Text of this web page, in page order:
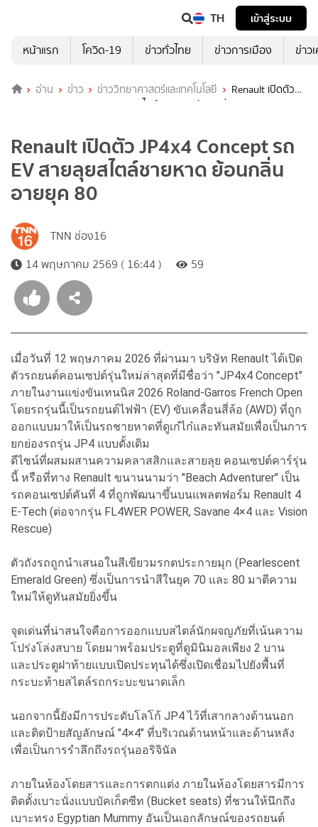
TH
เข้าสู่ระบบ
หน้าแรก
โควิด-19 ข่าวทั่วไทย ข่าวการเมือง ข่าว
อ่าน ข่าว ข่าววิทยาศาสตร์และเทคโนโลยี
Renault เปิดตัว
JP4x4 Concept รถ EV สายลุยสไตล์ชายหาด ย้อนกลิ่นอายยุค 80
Renault เปิดตัว JP4x4 Concept รถ
EV สายลุยสไตล์ชายหาด ย้อนกลิ่น
อายยุค 80
TNN ช่อง16
14 พฤษภาคม 2569 ( 16:44 )
59
เมื่อวันที่ 12 พฤษภาคม 2026 ที่ผ่านมา บริษัท Renault ได้เปิด
ตัวรถยนต์คอนเซปต์รุ่นใหม่ล่าสุดที่มีชื่อว่า "JP4x4 Concept"
ภายในงานแข่งขันเทนนิส 2026 Roland-Garros French Open
โดยรถรุ่นนี้เป็นรถยนต์ไฟฟ้า (EV) ขับเคลื่อนสี่ล้อ (AWD) ที่ถูก
ออกแบบมาให้เป็นรถชายหาดที่ดูเก๋ไก๋และทันสมัยเพื่อเป็นการ
ยกย่องรถรุ่น JP4 แบบดั้งเดิม
ดีไซน์ที่ผสมผสานความคลาสสิกและสายลุย คอนเซปต์คาร์รุ่น
นี้ หรือที่ทาง Renault ขนานนามว่า "Beach Adventurer" เป็น
รถคอนเซปต์คันที่ 4 ที่ถูกพัฒนาขึ้นบนแพลตฟอร์ม Renault 4
E-Tech (ต่อจากรุ่น FL4WER POWER, Savane 4×4 และ Vision
Rescue)
ตัวถังรถถูกนำเสนอในสีเขียวมรกตประกายมุก (Pearlescent
Emerald Green) ซึ่งเป็นการนำสีในยุค 70 และ 80 มาตีความ
ใหม่ให้ดูทันสมัยยิ่งขึ้น
จุดเด่นที่น่าสนใจคือการออกแบบสไตล์นักผจญภัยที่เน้นความ
โปร่งโล่งสบาย โดยมาพร้อมประตูที่ดูมินิมอลเพียง 2 บาน
และประตูฝาท้ายแบบเปิดประทุนได้ซึ่งเปิดเชื่อมไปยังพื้นที่
กระบะท้ายสไตล์รถกระบะขนาดเล็ก
นอกจากนี้ยังมีการประดับโลโก้ JP4 ไว้ที่เสากลางด้านนอก
และติดป้ายสัญลักษณ์ "4×4" ที่บริเวณด้านหน้าและด้านหลัง
เพื่อเป็นการรำลึกถึงรถรุ่นออริจินัล
ภายในห้องโดยสารและการตกแต่ง ภายในห้องโดยสารมีการ
ติดตั้งเบาะนั่งแบบบัคเก็ตซีท (Bucket seats) ที่ชวนให้นึกถึง
เบาะทรง Egyptian Mummy อันเป็นเอกลักษณ์ของรถยนต์